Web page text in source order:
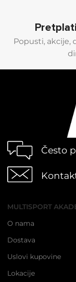
Popusti, akcije,
Često
MULTISPORT
O nama
Dostava
Uslovi kupovine
Lokacije